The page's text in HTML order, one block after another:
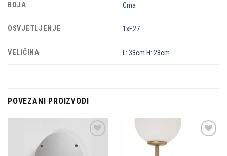
BOJA Crna
OSVJETLJENJE 1xE27
VELIČINA L: 33cm H: 28cm
POVEZANI PROIZVODI